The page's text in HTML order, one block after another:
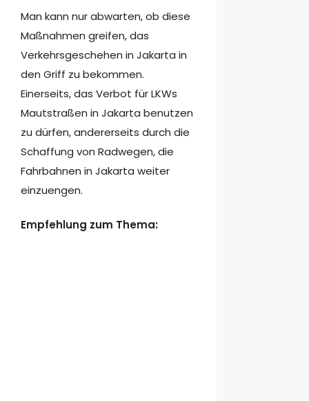
Man kann nur abwarten, ob diese
Maßnahmen greifen, das
Verkehrsgeschehen in Jakarta in
den Griff zu bekommen.
Einerseits, das Verbot für LKWs
Mautstraßen in Jakarta benutzen
zu dürfen, andererseits durch die
Schaffung von Radwegen, die
Fahrbahnen in Jakarta weiter
einzuengen.
Empfehlung zum Thema: